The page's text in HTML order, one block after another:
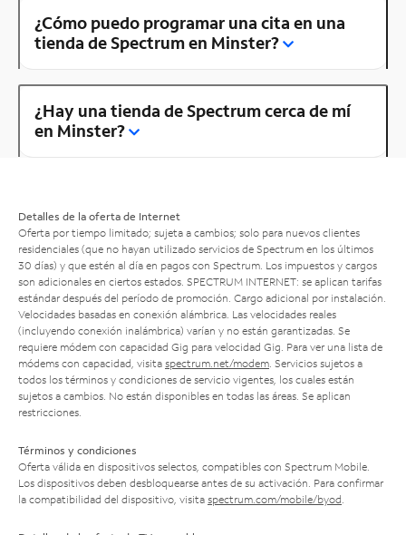
¿Cómo puedo programar una cita en una
tienda de Spectrum en Minster?
¿Hay una tienda de Spectrum cerca de mí
en Minster?
Detalles de la oferta de Internet
Oferta por tiempo limitado; sujeta a cambios; solo para nuevos clientes
residenciales (que no hayan utilizado servicios de Spectrum en los últimos
30 días) y que estén al día en pagos con Spectrum. Los impuestos y cargos
son adicionales en ciertos estados. SPECTRUM INTERNET: se aplican tarifas
estándar después del período de promoción. Cargo adicional por instalación.
Velocidades basadas en conexión alámbrica. Las velocidades reales
(incluyendo conexión inalámbrica) varían y no están garantizadas. Se
requiere módem con capacidad Gig para velocidad Gig. Para ver una lista de
módems con capacidad, visita spectrum.net/modem . Servicios sujetos a
todos los términos y condiciones de servicio vigentes, los cuales están
sujetos a cambios. No están disponibles en todas las áreas. Se aplican
restricciones.
Términos y condiciones
Oferta válida en dispositivos selectos, compatibles con Spectrum Mobile.
Los dispositivos deben desbloquearse antes de su activación. Para confirmar
la compatibilidad del dispositivo, visita spectrum.com/mobile/byod